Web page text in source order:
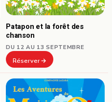
Patapon et la forêt des
chanson
DU 12 AU 13 SEPTEMBRE
Réserver